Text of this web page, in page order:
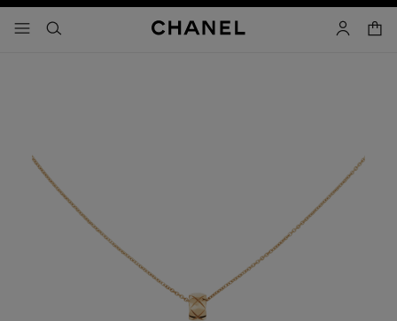
メニュー - メインナビゲーション
- メインナビゲーション
検索 マイアカ
カー